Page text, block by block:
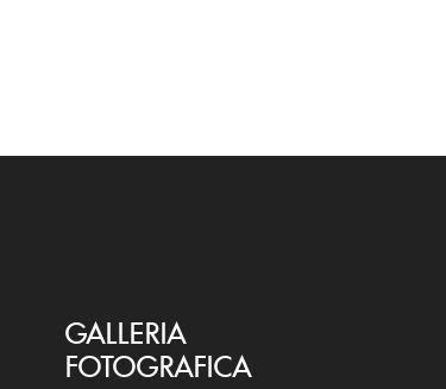
GALLERIA
FOTOGRAFICA